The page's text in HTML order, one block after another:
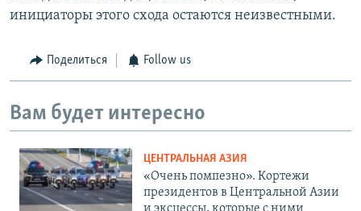
инициаторы этого схода остаются неизвестными.
Поделиться Follow us
Вам будет интересно
ЦЕНТРАЛЬНАЯ АЗИЯ
«Очень помпезно». Кортежи
президентов в Центральной Азии